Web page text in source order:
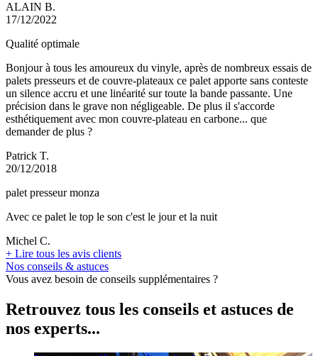
ALAIN B.
17/12/2022
Qualité optimale
Bonjour à tous les amoureux du vinyle, après de nombreux essais de
palets presseurs et de couvre-plateaux ce palet apporte sans conteste
un silence accru et une linéarité sur toute la bande passante. Une
précision dans le grave non négligeable. De plus il s'accorde
esthétiquement avec mon couvre-plateau en carbone... que
demander de plus ?
Patrick T.
20/12/2018
palet presseur monza
Avec ce palet le top le son c'est le jour et la nuit
Michel C.
+ Lire tous les avis clients
Nos conseils & astuces
Vous avez besoin de conseils supplémentaires ?
Retrouvez tous les conseils et astuces de
nos experts...